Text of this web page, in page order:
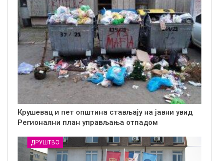
Крушевац и пет општина стављају на јавни увид
Регионални план управљања отпадом
ДРУШТВО